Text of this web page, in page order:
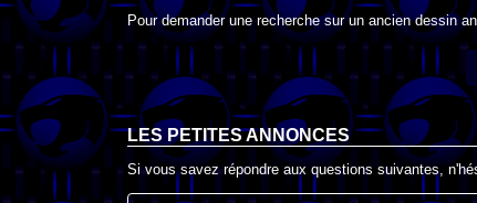
Pour demander une recherche sur un ancien dessin
LES PETITES ANNONCES
Si vous savez répondre aux questions suivantes,